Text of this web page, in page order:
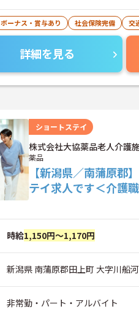
ボーナス・賞与あり 社会保険完備 交
詳細を見る
ショートステイ
株式会社大協薬品老人介護
薬品
【新潟県／南蒲原郡
テイ求人です＜介護
時給1,150円～1,170円
新潟県 南蒲原郡田上町 大字川船
非常勤・パート・アルバイト